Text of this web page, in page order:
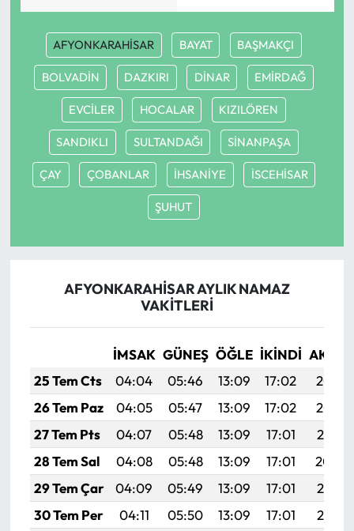
AFYONKARAHİSAR BAYAT BAŞMAKÇI
BOLVADİN DAZKIRI DİNAR EMİRDAĞ
EVCİLER HOCALAR KIZILÖREN
SANDIKLI SULTANDAĞI SİNANPAŞA
ÇAY ÇOBANLAR İHSANİYE İSCEHİSAR
ŞUHUT
AFYONKARAHİSAR AYLIK NAMAZ
VAKITLERI
İMSAK GÜNEŞ ÖĞLE İKINDI
25 Tem Cts
04:04 05:46 13:09 17:02
20:23
26 Tem Paz
04:05 05:47 13:09 17:02
20:22
27 Tem Pts
04:07 05:48 13:09 17:01
20:21
28 Tem Sal
04:08 05:48 13:09 17:01
20:20
29 Tem Çar
04:09 05:49 13:09 17:01
20:19
30 Tem Per
04:11 05:50 13:09 17:01
20:19